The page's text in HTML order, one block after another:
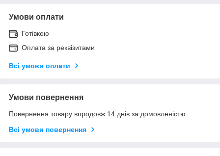
Умови оплати
Готівкою
Оплата за реквізитами
Всі умови оплати
Умови повернення
Повернення товару впродовж 14 днів за домовленістю
Всі умови повернення